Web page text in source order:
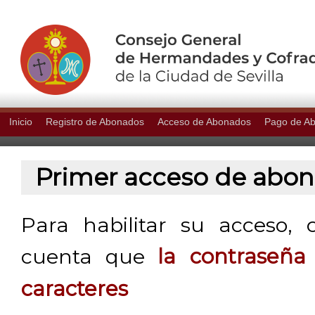
Inicio Registro de Abonados Acceso de Abonados Pago de
Primer acceso de
Para habilitar su acceso,
cuenta que
la
caracteres